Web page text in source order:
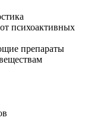
психоактивных
препараты